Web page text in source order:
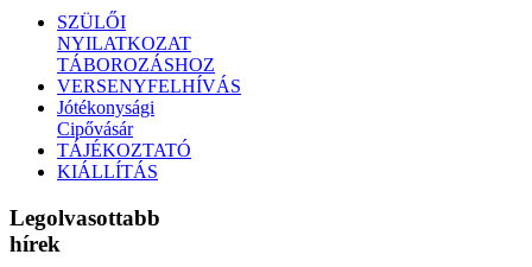
SZÜLŐI
NYILATKOZAT
TÁBOROZÁSHOZ
VERSENYFELHÍVÁS
Jótékonysági
Cipővásár
TÁJÉKOZTATÓ
KIÁLLÍTÁS
Legolvasottabb
hírek